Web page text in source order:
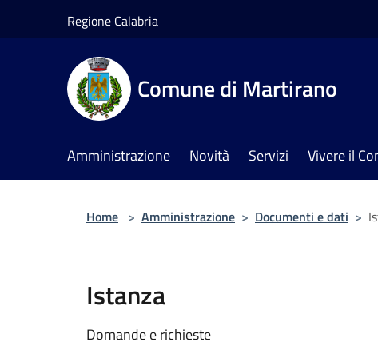
Regione Calabria
Comune di Martirano
Amministrazione Novità Servizi Vivere il
Home > Amministrazione > Documenti e dati >
Istanza
Domande e richieste